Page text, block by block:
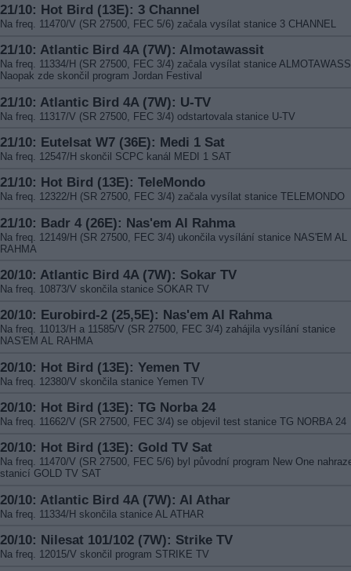
21/10: Hot Bird (13E): 3 Channel
Na freq. 11470/V (SR 27500, FEC 5/6) začala vysílat stanice 3 CHANNEL
21/10: Atlantic Bird 4A (7W): Almotawassit
Na freq. 11334/H (SR 27500, FEC 3/4) začala vysílat stanice
Naopak zde skončil program Jordan Festival
21/10: Atlantic Bird 4A (7W): U-TV
Na freq. 11317/V (SR 27500, FEC 3/4) odstartovala stanice U-TV
21/10: Eutelsat W7 (36E): Medi 1 Sat
Na freq. 12547/H skončil SCPC kanál MEDI 1 SAT
21/10: Hot Bird (13E): TeleMondo
Na freq. 12322/H (SR 27500, FEC 3/4) začala vysílat stanice TELEMONDO
21/10: Badr 4 (26E): Nas'em Al Rahma
Na freq. 12149/H (SR 27500, FEC 3/4) ukončila vysílání stanice NAS'EM AL
RAHMA
20/10: Atlantic Bird 4A (7W): Sokar TV
Na freq. 10873/V skončila stanice SOKAR TV
20/10: Eurobird-2 (25,5E): Nas'em Al Rahma
Na freq. 11013/H a 11585/V (SR 27500, FEC 3/4) zahájila vysílání stanice
NAS'EM AL RAHMA
20/10: Hot Bird (13E): Yemen TV
Na freq. 12380/V skončila stanice Yemen TV
20/10: Hot Bird (13E): TG Norba 24
Na freq. 11662/V (SR 27500, FEC 3/4) se objevil test stanice TG NORBA 24
20/10: Hot Bird (13E): Gold TV Sat
Na freq. 11470/V (SR 27500, FEC 5/6) byl původní program New One
stanicí GOLD TV SAT
20/10: Atlantic Bird 4A (7W): Al Athar
Na freq. 11334/H skončila stanice AL ATHAR
20/10: Nilesat 101/102 (7W): Strike TV
Na freq. 12015/V skončil program STRIKE TV